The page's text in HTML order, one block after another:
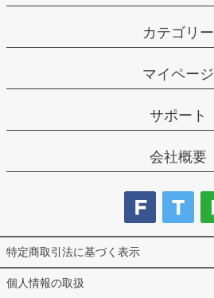
カテゴリー
マイページ
サポート
会社概要
特定商取引法に基づく表示
個人情報の取扱